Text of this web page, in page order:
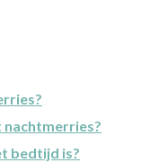
nachtmerries?
bedtijd is?